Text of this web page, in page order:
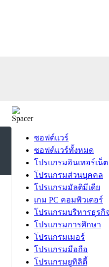
ซอฟต์แวร์
ซอฟต์แวร์ทั้งหมด
โปรแกรมอินเทอร์เน็ต
โปรแกรมส่วนบุคคล
โปรแกรมมัลติมีเดีย
เกม PC คอมพิวเตอร์
โปรแกรมบริหารธุรกิจ
โปรแกรมการศึกษา
โปรแกรมเมอร์
โปรแกรมมือถือ
โปรแกรมยูทิลิตี้